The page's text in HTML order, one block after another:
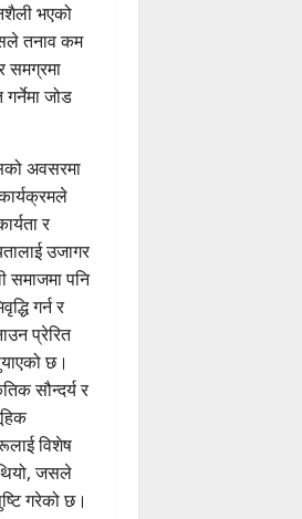
भएको
तनाव कम
समग्रमा
जोड
अवसरमा
र
उजागर
पनि
गर्न र
प्रेरित
छ।
सौन्दर्य र
विशेष
जसले
गरेको छ।